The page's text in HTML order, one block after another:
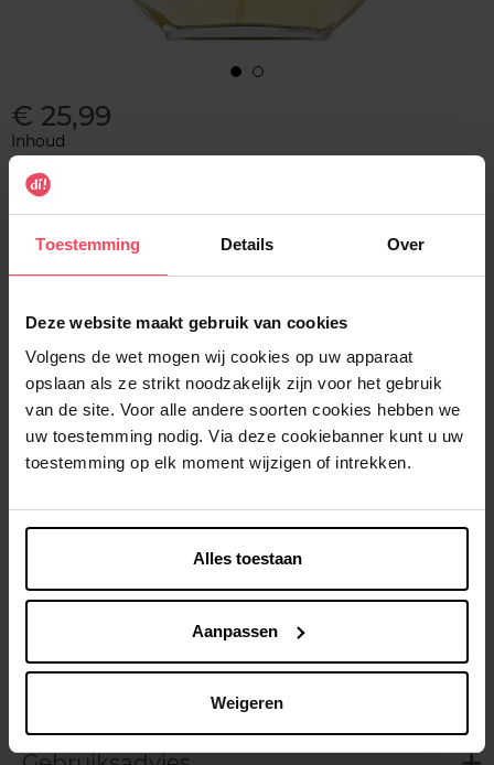
Toestemming Details Over
Deze website maakt gebruik van cookies
Volgens de wet mogen wij cookies op uw apparaat
opslaan als ze strikt noodzakelijk zijn voor het gebruik
van de site. Voor alle andere soorten cookies hebben we
uw toestemming nodig. Via deze cookiebanner kunt u uw
toestemming op elk moment wijzigen of intrekken.
Alles toestaan
Aanpassen
Weigeren
€ 25,99
Inhoud
100 ml
Levering
Dit artikel is momenteel niet beschikbaar
Me verwittigen wanneer het weer beschikbaar
is
Gratis retour in je winkelpunt
Verzending binnen 24u